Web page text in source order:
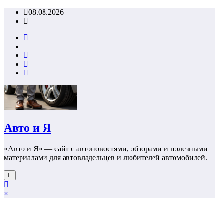
Перейти08.08.2026
Авто и Я
«Авто и Я» — сайт с автоновостями, обзорами и полезными
материалами для автовладельцев и любителей автомобилей.
×